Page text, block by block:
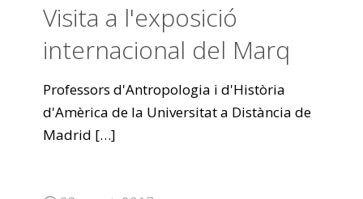
Visita a l'exposició
internacional del Marq
Professors d'Antropologia i d'Història
d'Amèrica de la Universitat a Distància de
Madrid […]